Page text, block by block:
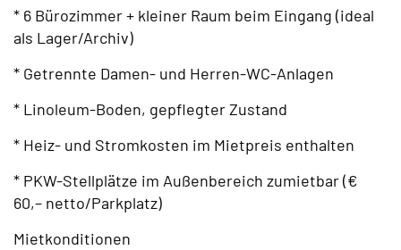
* 6 Bürozimmer + kleiner Raum beim Eingang (ideal
als Lager/Archiv)
* Getrennte Damen- und Herren-WC-Anlagen
* Linoleum-Boden, gepflegter Zustand
* Heiz- und Stromkosten im Mietpreis enthalten
* PKW-Stellplätze im Außenbereich zumietbar (€
60,– netto/Parkplatz)
Mietkonditionen